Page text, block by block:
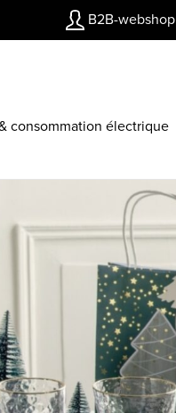
B2B-webshop
consommation électrique